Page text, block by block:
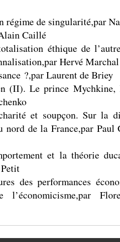
régime de singularité,par
Caillé
éthique de
Hervé Marchal
?,par Laurent de Briey
(II). Le prince Mychkine,
et soupçon. Sur la
nord de la France,par Paul
et la théorie
des performances